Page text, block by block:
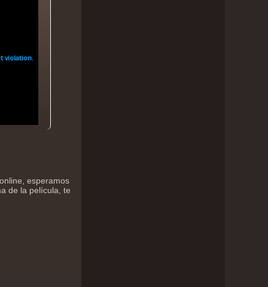
esperamos
de la película, te